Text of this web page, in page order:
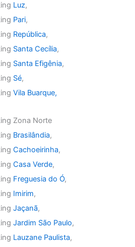
Luz,
Pari,
República,
Santa Cecília,
Santa Efigênia,
Sé,
Vila Buarque,
Zona Norte
Brasilândia,
Cachoeirinha,
Casa Verde,
Freguesia do Ó,
Imirim,
Jaçanã,
Jardim São Paulo,
Lauzane Paulista,